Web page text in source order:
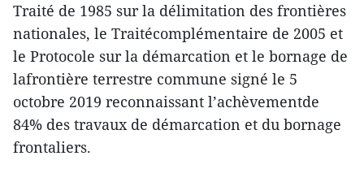
Traité de 1985 sur la délimitation des frontières
nationales, le Traitécomplémentaire de 2005 et
le Protocole sur la démarcation et le bornage de
lafrontière terrestre commune signé le 5
octobre 2019 reconnaissant l’achèvementde
84% des travaux de démarcation et du bornage
frontaliers.